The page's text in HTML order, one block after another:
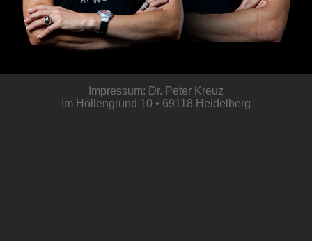
Impressum: Dr. Peter Kreuz
Im Höllengrund 10 • 69118 Heidelberg